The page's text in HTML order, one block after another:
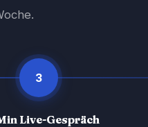
3
Live-Gespräch